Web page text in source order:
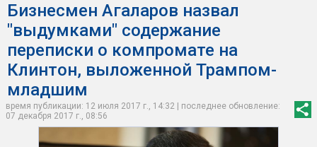
Бизнесмен Агаларов назвал
"выдумками" содержание
переписки о компромате на
Клинтон, выложенной Трампом-
младшим
время публикации: 12 июля 2017 г., 14:32 | последнее обновление:
07 декабря 2017 г., 08:56